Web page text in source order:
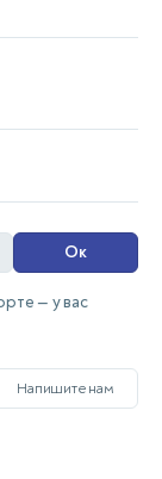
Ок
— у вас
Напишите нам